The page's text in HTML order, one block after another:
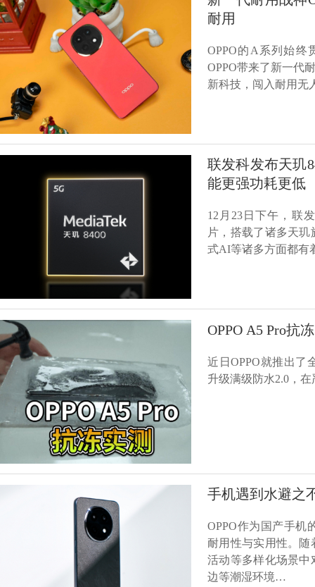
耐用
OPPO的A系列始终
OPPO带来了新一代
新科技，闯入耐用无
联发科发布天玑
能更强功耗更低
12月23日下午，联
片，搭载了诸多天
式AI等诸多方面都有
OPPO A5 Pro抗
近日OPPO就推出了
升级满级防水2.0，
手机遇到水避之
OPPO作为国产手机
耐用性与实用性。
活动等多样化场景中
边等潮湿环境…